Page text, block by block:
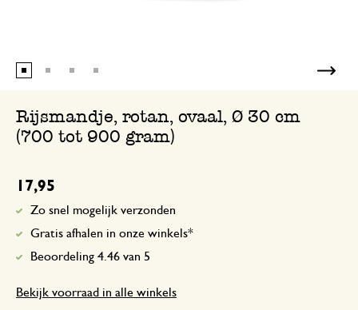
Rijsmandje, rotan, ovaal, Ø 30 cm
(700 tot 900 gram)
17,95
Zo snel mogelijk verzonden
Gratis afhalen in onze winkels*
Beoordeling 4.46 van 5
Bekijk voorraad in alle winkels